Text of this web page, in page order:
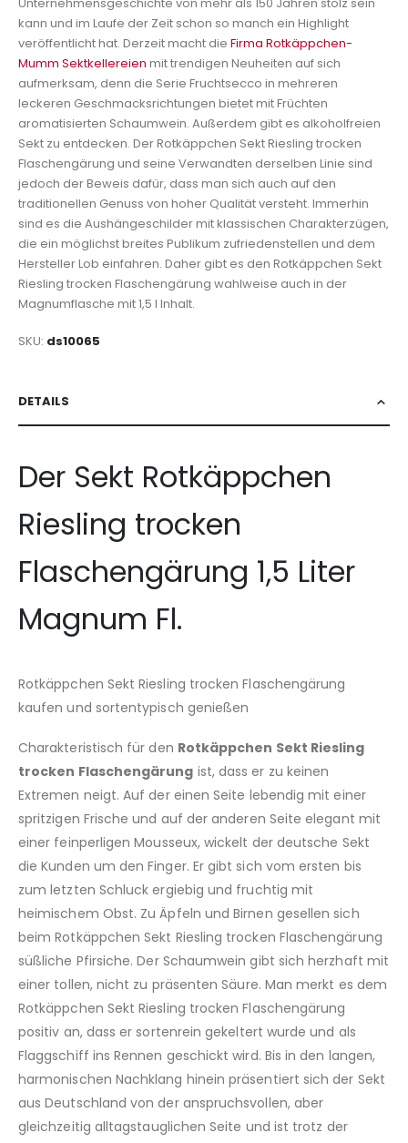
kann und im Laufe der Zeit schon so manch ein Highlight
veröffentlicht hat. Derzeit macht die Firma Rotkäppchen-
Mumm Sektkellereien mit trendigen Neuheiten auf sich
aufmerksam, denn die Serie Fruchtsecco in mehreren
leckeren Geschmacksrichtungen bietet mit Früchten
aromatisierten Schaumwein. Außerdem gibt es alkoholfreien
Sekt zu entdecken. Der Rotkäppchen Sekt Riesling trocken
Flaschengärung und seine Verwandten derselben Linie sind
jedoch der Beweis dafür, dass man sich auch auf den
traditionellen Genuss von hoher Qualität versteht. Immerhin
sind es die Aushängeschilder mit klassischen Charakterzügen,
die ein möglichst breites Publikum zufriedenstellen und dem
Hersteller Lob einfahren. Daher gibt es den Rotkäppchen Sekt
Riesling trocken Flaschengärung wahlweise auch in der
Magnumflasche mit 1,5 l Inhalt.
SKU ds10065
DETAILS
Der Sekt Rotkäppchen
Riesling trocken
Flaschengärung 1,5 Liter
Magnum Fl.
Rotkäppchen Sekt Riesling trocken Flaschengärung
kaufen und sortentypisch genießen
Charakteristisch für den Rotkäppchen Sekt Riesling
trocken Flaschengärung ist, dass er zu keinen
Extremen neigt. Auf der einen Seite lebendig mit einer
spritzigen Frische und auf der anderen Seite elegant mit
einer feinperligen Mousseux, wickelt der deutsche Sekt
die Kunden um den Finger. Er gibt sich vom ersten bis
zum letzten Schluck ergiebig und fruchtig mit
heimischem Obst. Zu Äpfeln und Birnen gesellen sich
beim Rotkäppchen Sekt Riesling trocken Flaschengärung
süßliche Pfirsiche. Der Schaumwein gibt sich herzhaft mit
einer tollen, nicht zu präsenten Säure. Man merkt es dem
Rotkäppchen Sekt Riesling trocken Flaschengärung
positiv an, dass er sortenrein gekeltert wurde und als
Flaggschiff ins Rennen geschickt wird. Bis in den langen,
harmonischen Nachklang hinein präsentiert sich der Sekt
aus Deutschland von der anspruchsvollen, aber
gleichzeitig alltagstauglichen Seite und ist trotz der